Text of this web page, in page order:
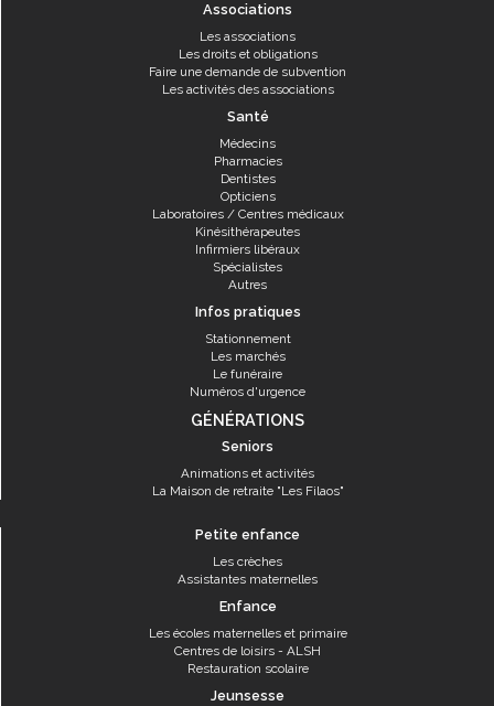
Associations
Les associations
Les droits et obligations
Faire une demande de subvention
Les activités des associations
Santé
Médecins
Pharmacies
Dentistes
Opticiens
Laboratoires / Centres médicaux
Kinésithérapeutes
Infirmiers libéraux
Spécialistes
Autres
Infos pratiques
Stationnement
Les marchés
Le funéraire
Numéros d'urgence
GÉNÉRATIONS
Seniors
Animations et activités
La Maison de retraite "Les Filaos"
Petite enfance
Les crèches
Assistantes maternelles
Enfance
Les écoles maternelles et primaire
Centres de loisirs - ALSH
Restauration scolaire
Jeunsesse